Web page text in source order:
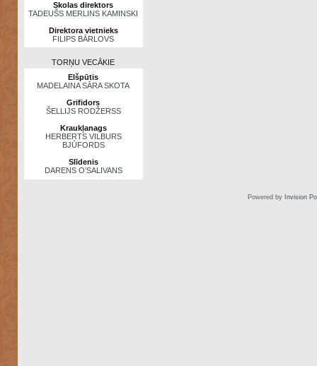
Skolas direktors
TADEUŠS MERLINS KAMINSKI
Direktora vietnieks
FILIPS BĀRLOVS
TORŅU VECĀKIE
Elšpūtis
MADELAINA SĀRA SKOTA
Grifidors
ŠELLIJS RODŽERSS
Kraukļanags
HERBERTS VILBURS
BJŪFORDS
Slīdenis
DARENS O’SALIVANS
Powered by Invision